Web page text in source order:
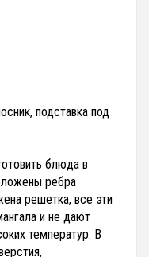
подставка под
блюда в
ребра
решетка, все эти
и не дают
температур. В